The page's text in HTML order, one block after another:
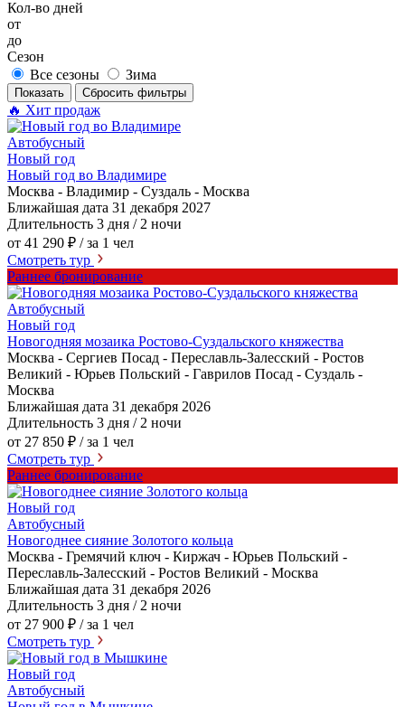
Кол-во дней
от
до
Сезон
Все сезоны
Зима
Показать Сбросить фильтры
🔥 Хит продаж
Автобусный
Новый год
Новый год во Владимире
Москва - Владимир - Суздаль - Москва
Ближайшая дата 31 декабря 2027
Длительность 3 дня / 2 ночи
от 41 290 ₽ / за 1 чел
Смотреть тур
Раннее бронирование
Автобусный
Новый год
Новогодняя мозаика Ростово-Суздальского княжества
Москва - Сергиев Посад - Переславль-Залесский - Ростов
Великий - Юрьев Польский - Гаврилов Посад - Суздаль -
Москва
Ближайшая дата 31 декабря 2026
Длительность 3 дня / 2 ночи
от 27 850 ₽ / за 1 чел
Смотреть тур
Раннее бронирование
Новый год
Автобусный
Новогоднее сияние Золотого кольца
Москва - Гремячий ключ - Киржач - Юрьев Польский -
Переславль-Залесский - Ростов Великий - Москва
Ближайшая дата 31 декабря 2026
Длительность 3 дня / 2 ночи
от 27 900 ₽ / за 1 чел
Смотреть тур
Новый год
Автобусный